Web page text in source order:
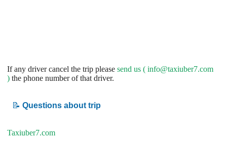
If any driver cancel the trip please send us ( info@taxiuber7.com
) the phone number of that driver.
📝 Questions about trip
Taxiuber7.com